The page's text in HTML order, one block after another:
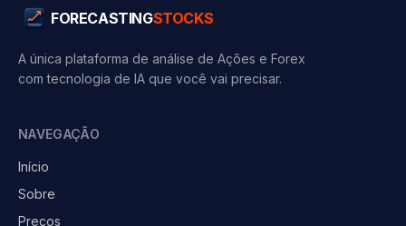
FORECASTINGSTOCKS
A única plataforma de análise de Ações e Forex
com tecnologia de IA que você vai precisar.
NAVEGAÇÃO
Início
Sobre
Preços